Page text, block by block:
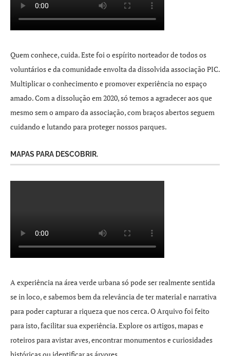
Quem conhece, cuida. Este foi o espírito norteador de todos os
voluntários e da comunidade envolta da dissolvida associação PIC.
Multiplicar o conhecimento e promover experiência no espaço
amado. Com a dissolução em 2020, só temos a agradecer aos que
mesmo sem o amparo da associação, com braços abertos seguem
cuidando e lutando para proteger nossos parques.
MAPAS PARA DESCOBRIR.
A experiência na área verde urbana só pode ser realmente sentida
se in loco, e sabemos bem da relevância de ter material e narrativa
para poder capturar a riqueza que nos cerca. O Arquivo foi feito
para isto, facilitar sua experiência. Explore os artigos, mapas e
roteiros para avistar aves, encontrar monumentos e curiosidades